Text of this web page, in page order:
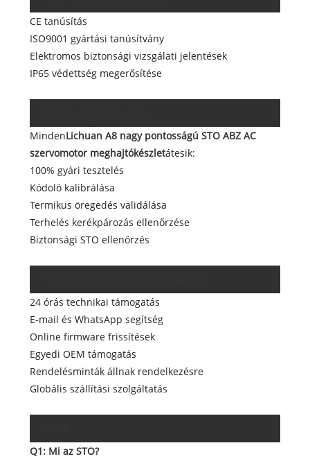
CE tanúsítás
ISO9001 gyártási tanúsítvány
Elektromos biztonsági vizsgálati jelentések
IP65 védettség megerősítése
MindenLichuan A8 nagy pontosságú STO ABZ AC
szervomotor meghajtókészletátesik:
100% gyári tesztelés
Kódoló kalibrálása
Termikus öregedés validálása
Terhelés kerékpározás ellenőrzése
Biztonsági STO ellenőrzés
24 órás technikai támogatás
E-mail és WhatsApp segítség
Online firmware frissítések
Egyedi OEM támogatás
Rendelésminták állnak rendelkezésre
Globális szállítási szolgáltatás
Q1: Mi az STO?